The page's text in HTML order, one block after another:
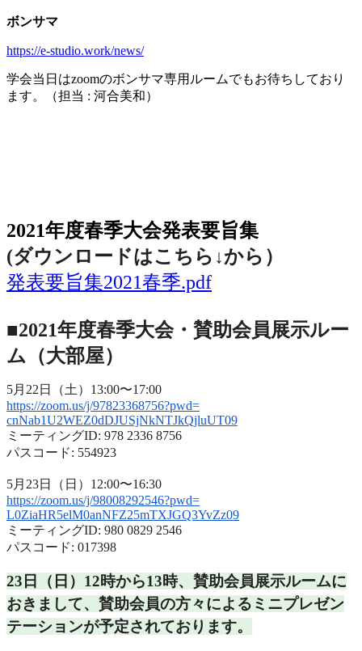
ボンサマ
https://e-studio.work/news/
学会当日はzoomのボンサマ専用ルームでもお待ちしており
ます。（担当 : 河合美和）
2021年度春季大会発表要旨集
(ダウンロードはこちら↓から ）
発表要旨集2021春季.pdf
■2021年度春季大会・賛助会員展示ルー
ム（大部屋）
5月22日（土）13:00〜17:00
https://zoom.us/j/97823368756?pwd=
cnNab1U2WEZ0dDJUSjNkNTJkQjluUT09
ミーティングID: 978 2336 8756
パスコード: 554923
5月23日（日）12:00〜16:30
https://zoom.us/j/98008292546?pwd=
L0ZiaHR5elM0anNFZ25mTXJGQ3YvZz09
ミーティングID: 980 0829 2546
パスコード: 017398
23日（日）12時から13時、 賛助会員展示ルームに
おきまして、 賛助会員の方々によるミニプレゼン
テーションが予定されております。